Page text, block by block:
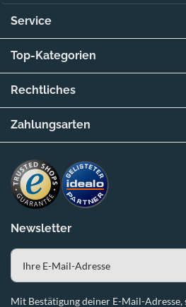
Newsletter
Mit Bestätigung deiner E-Mail-Adresse,
Service
Top-Kategorien
Rechtliches
Zahlungsarten